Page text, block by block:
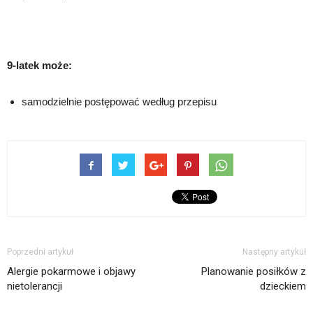
9-latek może:
samodzielnie postępować według przepisu
Poprzedni artykuł
Alergie pokarmowe i objawy
nietolerancji
Następny artykuł
Planowanie posiłków z
dzieckiem